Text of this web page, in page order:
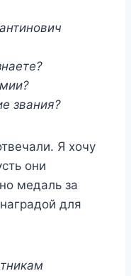
звания?
Я хочу
они
медаль за
для